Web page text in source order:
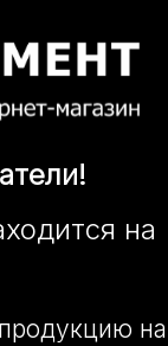
на
продукцию на